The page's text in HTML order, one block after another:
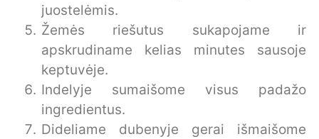
juostelėmis.
Žemės riešutus sukapojame ir
apskrudiname kelias minutes sausoje
keptuvėje.
Indelyje sumaišome visus padažo
ingredientus.
Dideliame dubenyje gerai išmaišome